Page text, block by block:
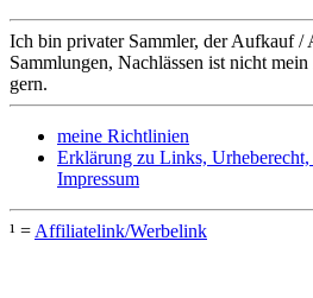
Ich bin privater Sammler, der Aufkauf /
Sammlungen, Nachlässen ist nicht
gern.
meine Richtlinien
Erklärung zu Links,
Impressum
¹ = Affiliatelink/Werbelink